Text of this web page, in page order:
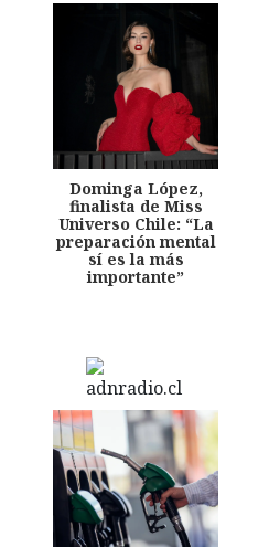
Dominga López,
finalista de Miss
Universo Chile: “La
preparación mental
sí es la más
importante”